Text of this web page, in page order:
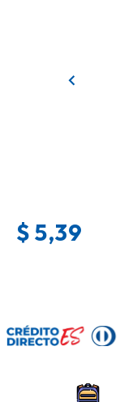
$5,39